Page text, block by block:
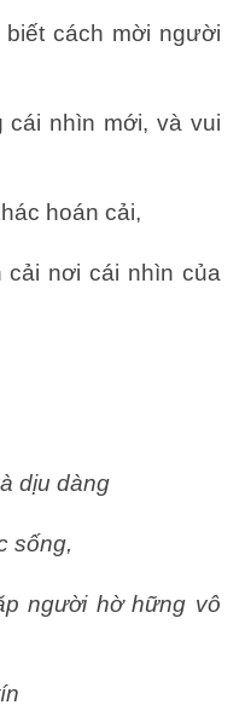
cách mời người
nhìn mới, và vui
hoán cải,
cải nơi cái nhìn của
dịu dàng
sống,
người hờ hững vô